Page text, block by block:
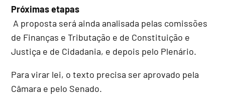
Próximas etapas
A proposta será ainda analisada pelas comissões
de Finanças e Tributação e de Constituição e
Justiça e de Cidadania, e depois pelo Plenário.
Para virar lei, o texto precisa ser aprovado pela
Câmara e pelo Senado.